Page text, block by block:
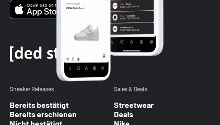
Sneaker Releases
Bereits bestätigt
Bereits erschienen
Sales & Deals
Streetwear
Deals